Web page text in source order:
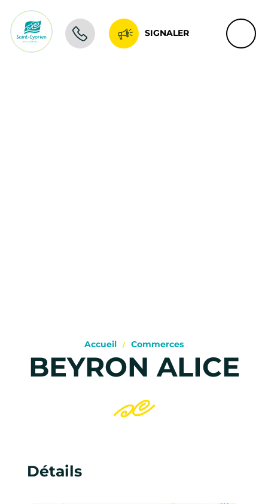
SIGNALER
Accueil Commerces
BEYRON ALICE
Détails